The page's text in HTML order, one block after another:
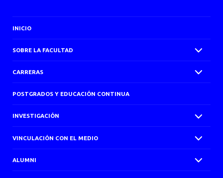
INICIO
SOBRE LA FACULTAD
CARRERAS
POSTGRADOS Y EDUCACIÓN CONTINUA
INVESTIGACIÓN
VINCULACIÓN CON EL MEDIO
ALUMNI